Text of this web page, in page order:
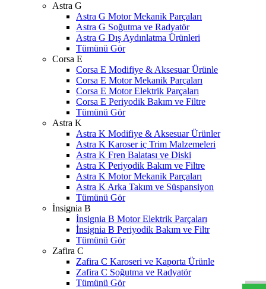
Astra G
Astra G Motor Mekanik Parçaları
Astra G Soğutma ve Radyatör
Astra G Dış Aydınlatma Ürünleri
Tümünü Gör
Corsa E
Corsa E Modifiye & Aksesuar Ürünle
Corsa E Motor Mekanik Parçaları
Corsa E Motor Elektrik Parçaları
Corsa E Periyodik Bakım ve Filtre
Tümünü Gör
Astra K
Astra K Modifiye & Aksesuar Ürünler
Astra K Karoser iç Trim Malzemeleri
Astra K Fren Balatası ve Diski
Astra K Periyodik Bakım ve Filtre
Astra K Motor Mekanik Parçaları
Astra K Arka Takım ve Süspansiyon
Tümünü Gör
İnsignia B
İnsignia B Motor Elektrik Parçaları
İnsignia B Periyodik Bakım ve Filtr
Tümünü Gör
Zafira C
Zafira C Karoseri ve Kaporta Ürünle
Zafira C Soğutma ve Radyatör
Tümünü Gör